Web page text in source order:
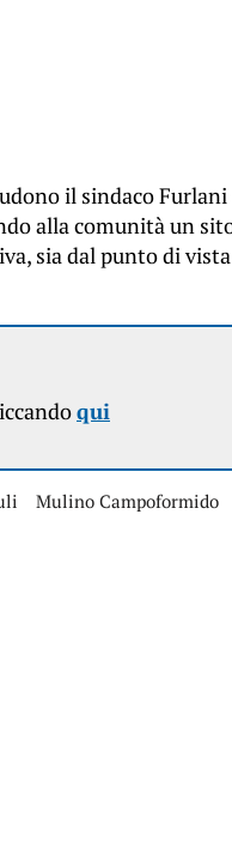
il sindaco
alla comunità un
sia dal punto di
qui
Mulino Campoformido